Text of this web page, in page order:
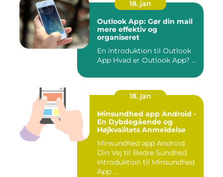
18. jan
Outlook App: Gør din mail
mere effektiv og
organiseret
En introduktion til Outlook
App Hvad er Outlook App? ...
18. jan
Minsundhed app Android -
En Dybdegående og
Højkvalitets Anmeldelse
Minsundhed app Android:
Din Vej til Bedre Sundhed
Introduktion til Minsundhed
App ...